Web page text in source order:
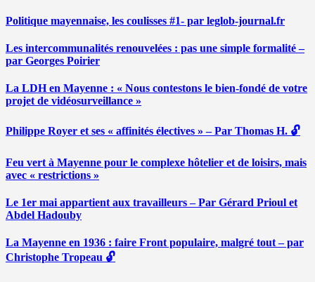
Politique mayennaise, les coulisses #1- par leglob-journal.fr
Les intercommunalités renouvelées : pas une simple formalité –
par Georges Poirier
La LDH en Mayenne : « Nous contestons le bien-fondé de votre
projet de vidéosurveillance »
Philippe Royer et ses « affinités électives » – Par Thomas H. 🔓
Feu vert à Mayenne pour le complexe hôtelier et de loisirs, mais
avec « restrictions »
Le 1er mai appartient aux travailleurs – Par Gérard Prioul et
Abdel Hadouby
La Mayenne en 1936 : faire Front populaire, malgré tout – par
Christophe Tropeau 🔓